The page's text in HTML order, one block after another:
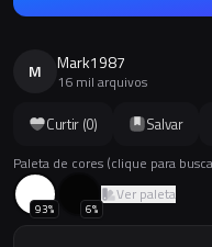
Curtir (0) Salvar
Paleta de cores (clique para
93% 6%
Ver paleta
M Mark1987
16 mil arquivos